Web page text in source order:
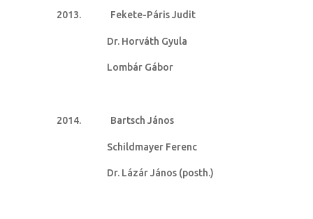
Fekete-Páris Judit
Dr. Horváth Gyula
Lombár Gábor
Bartsch János
Schildmayer Ferenc
Dr. Lázár János (posth.)